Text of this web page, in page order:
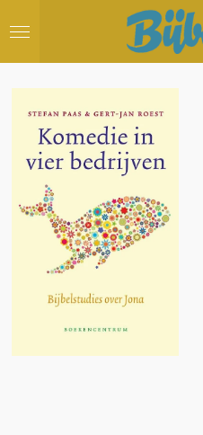
direct
hoofdinhoud